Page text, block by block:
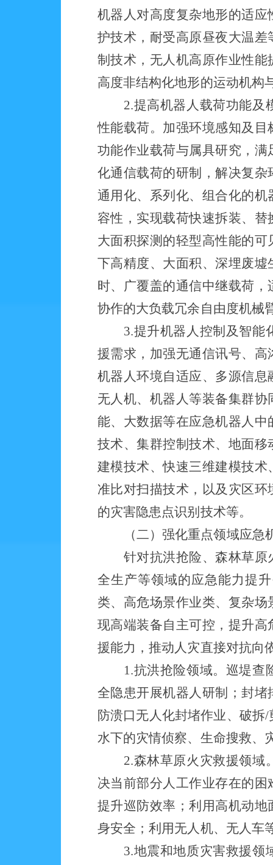
机器人对高度复杂地形的适
护技术，耐受高原昼夜大温
制技术，无人机高原作业性
高度非结构化地形的运动机构
2.提高机器人载荷功能及
性能载荷。加强环境感知及
功能作业载荷与属具研究，
化通信载荷的研制，解决复
通用化、系列化、组合化的机
容性 ， 实现载荷快速拆装、 替
大面积探测的轻型高性能的
下高精度、大面积、深埋废
时、广覆盖的通信中继载荷
协作的大负载冗余自由度机械
3.提升机器人控制及智能
援需求，加强无通信讯号、
机器人环境自适应、多源信
无人机、机器人等装备集群
能、大数据等在应急机器人
技术、集群控制技术、地面
建模技术、快速三维建模技
准比对扫描技术，以及灾区
的灾害隐患点识别技术等。
（二）强化重点领域应急
针对抗洪抢险、森林草
全生产等领域的应急能力提
类、高危场景作业类、复杂
现高端装备自主可控，提升
援能力，推动人灾直接对抗向
1.抗洪抢险领域。巡堤查
全隐患开展机器人研制；封
防溃口无人化封堵作业、破拆
水下的灾情侦察、生命搜救、
2.森林草原火灾救援领域
决当前部分人工作业存在的
提升巡防效率；利用高机动
身安全；利用无人机、无人车
3.地震和地质灾害救援领